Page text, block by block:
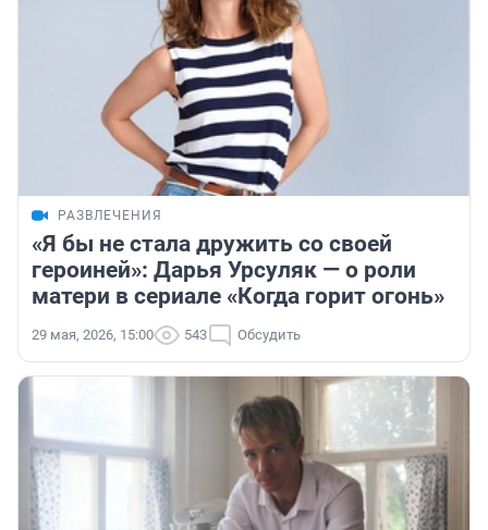
РАЗВЛЕЧЕНИЯ
«Я бы не стала дружить со своей
героиней»: Дарья Урсуляк — о роли
матери в сериале «Когда горит огонь»
29 мая, 2026, 15:00 543 Обсудить